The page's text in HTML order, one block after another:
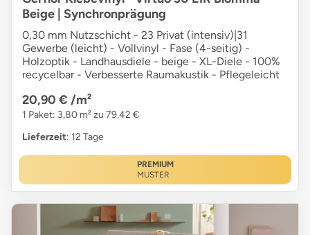
Beige | Synchronprägung
0,30 mm Nutzschicht - 23 Privat (intensiv)|31
Gewerbe (leicht) - Vollvinyl - Fase (4-seitig) -
Holzoptik - Landhausdiele - beige - XL-Diele - 100%
recycelbar - Verbesserte Raumakustik - Pflegeleicht
20,90 € /m²
1 Paket: 3,80 m² zu 79,42 €
Lieferzeit: 12 Tage
PREMIUM
MUSTER